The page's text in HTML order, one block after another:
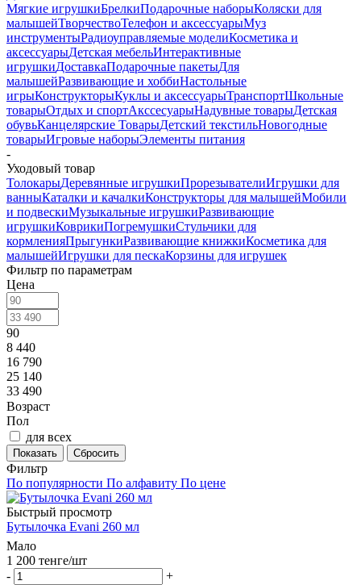
Мягкие игрушкиБрелкиПодарочные наборыКоляски для
малышейТворчествоТелефон и аксессуарыМуз
инструментыРадиоуправляемые моделиКосметика и
аксессуарыДетская мебельИнтерактивные
игрушкиДоставкаПодарочные пакетыДля
малышейРазвивающие и хоббиНастольные
игрыКонструкторыКуклы и аксессуарыТранспортШкольные
товарыОтдых и спортАкссесуарыНадувные товарыДетская
обувьКанцелярские ТоварыДетский текстильНовогодные
товарыИгровые наборыЭлементы питания
-
Уходовый товар
ТолокарыДеревянные игрушкиПрорезывателиИгрушки для
ванныКаталки и качалкиКонструкторы для малышейМобили
и подвескиМузыкальные игрушкиРазвивающие
игрушкиКоврикиПогремушкиСтульчики для
кормленияПрыгункиРазвивающие книжкиКосметика для
малышейИгрушки для пескаКорзины для игрушек
Фильтр по параметрам
Цена
90
8 440
16 790
25 140
33 490
Возраст
Пол
для всех
Сбросить
Фильтр
По популярности По алфавиту По цене
Быстрый просмотр
Бутылочка Evani 260 мл
Мало
1 200 тенге/шт
-
+